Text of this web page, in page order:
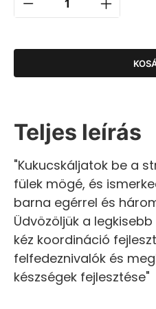
Teljes leírás
"Kukucskáljatok be a
fülek mögé, és
barna egérrel és
Üdvözöljük a
kéz koordináció
felfedeznivalók és
készségek fejlesztése"